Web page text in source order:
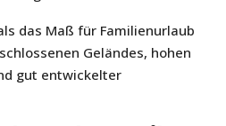
das Maß für Familienurlaub
Geländes, hohen
gut entwickelter